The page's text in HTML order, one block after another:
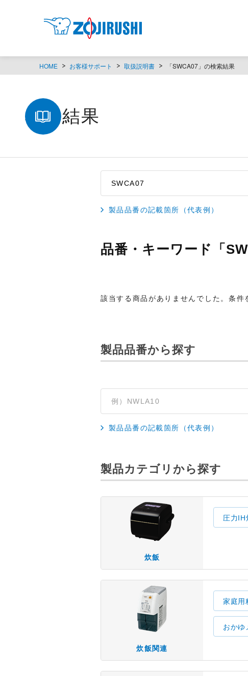
HOME お客様サポート 取扱説明書 「SWCA07」の検索結果
検索結果
製品品番の記載箇所（代表例）
品番・キーワード「
該当する商品がありませんでした。条件
製品品番から探す
製品品番の記載箇所（代表例）
製品カテゴリから探す
炊飯
圧力IH
炊飯関連
家庭用
おかゆ